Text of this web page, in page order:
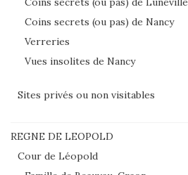
Coins secrets (ou pas) de Nancy
Verreries
Vues insolites de Nancy
Sites privés ou non visitables
REGNE DE LEOPOLD
Cour de Léopold